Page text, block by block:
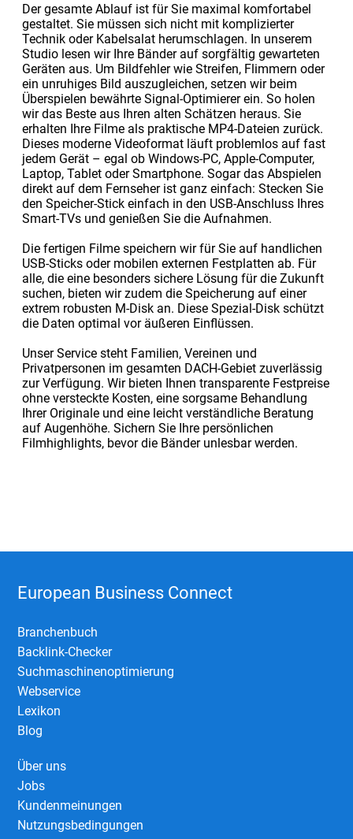
Der gesamte Ablauf ist für Sie maximal komfortabel
gestaltet. Sie müssen sich nicht mit komplizierter
Technik oder Kabelsalat herumschlagen. In unserem
Studio lesen wir Ihre Bänder auf sorgfältig gewarteten
Geräten aus. Um Bildfehler wie Streifen, Flimmern oder
ein unruhiges Bild auszugleichen, setzen wir beim
Überspielen bewährte Signal-Optimierer ein. So holen
wir das Beste aus Ihren alten Schätzen heraus. Sie
erhalten Ihre Filme als praktische MP4-Dateien zurück.
Dieses moderne Videoformat läuft problemlos auf fast
jedem Gerät – egal ob Windows-PC, Apple-Computer,
Laptop, Tablet oder Smartphone. Sogar das Abspielen
direkt auf dem Fernseher ist ganz einfach: Stecken Sie
den Speicher-Stick einfach in den USB-Anschluss Ihres
Smart-TVs und genießen Sie die Aufnahmen.
Die fertigen Filme speichern wir für Sie auf handlichen
USB-Sticks oder mobilen externen Festplatten ab. Für
alle, die eine besonders sichere Lösung für die Zukunft
suchen, bieten wir zudem die Speicherung auf einer
extrem robusten M-Disk an. Diese Spezial-Disk schützt
die Daten optimal vor äußeren Einflüssen.
Unser Service steht Familien, Vereinen und
Privatpersonen im gesamten DACH-Gebiet zuverlässig
zur Verfügung. Wir bieten Ihnen transparente Festpreise
ohne versteckte Kosten, eine sorgsame Behandlung
Ihrer Originale und eine leicht verständliche Beratung
auf Augenhöhe. Sichern Sie Ihre persönlichen
Filmhighlights, bevor die Bänder unlesbar werden.
European Business Connect
Branchenbuch
Backlink-Checker
Suchmaschinenoptimierung
Webservice
Lexikon
Blog
Über uns
Jobs
Kundenmeinungen
Nutzungsbedingungen